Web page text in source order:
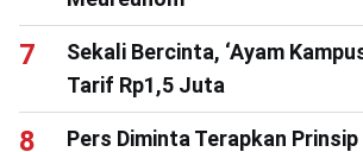
Sekali Bercinta, ‘Ayam
Tarif Rp1,5 Juta
Pers Diminta Terapkan